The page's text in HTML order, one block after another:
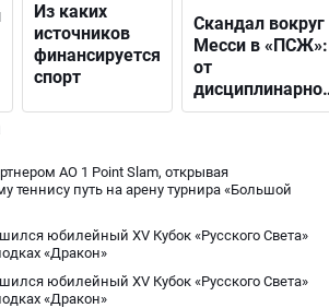
Из каких
источников
финансируется
спорт
Скандал вокруг
Месси в «ПСЖ»:
от
решения до
фанатами
AO 1 Point Slam, открывая
теннису путь на арену турнира «Большой
юбилейный XV Кубок «Русского Света»
«Дракон»
юбилейный XV Кубок «Русского Света»
«Дракон»